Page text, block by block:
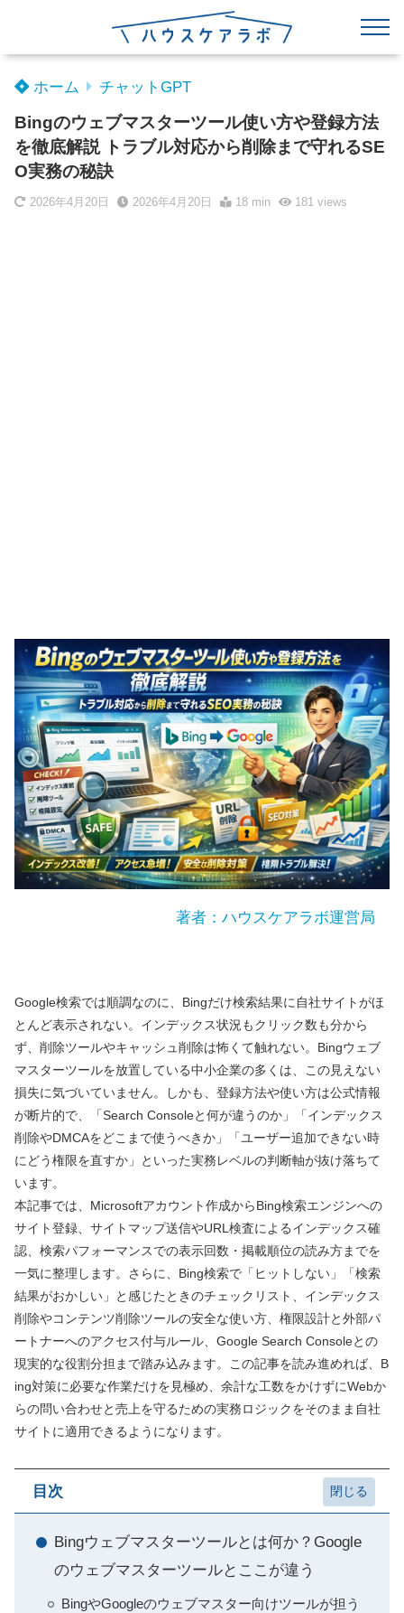
ホーム チャットGPT
Bingのウェブマスターツール使い方や登録方法
を徹底解説 トラブル対応から削除まで守れるSE
O実務の秘訣
2026年4月20日 2026年4月20日 18 min 181views
著者：ハウスケアラボ運営局
Google検索では順調なのに、Bingだけ検索結果に自社サイトがほ
とんど表示されない。インデックス状況もクリック数も分から
ず、削除ツールやキャッシュ削除は怖くて触れない。Bingウェブ
マスターツールを放置している中小企業の多くは、この見えない
損失に気づいていません。しかも、登録方法や使い方は公式情報
が断片的で、「Search Consoleと何が違うのか」「インデックス
削除やDMCAをどこまで使うべきか」「ユーザー追加できない時
にどう権限を直すか」といった実務レベルの判断軸が抜け落ちて
います。
本記事では、Microsoftアカウント作成からBing検索エンジンへの
サイト登録、サイトマップ送信やURL検査によるインデックス確
認、検索パフォーマンスでの表示回数・掲載順位の読み方までを
一気に整理します。さらに、Bing検索で「ヒットしない」「検索
結果がおかしい」と感じたときのチェックリスト、インデックス
削除やコンテンツ削除ツールの安全な使い方、権限設計と外部パ
ートナーへのアクセス付与ルール、Google Search Consoleとの
現実的な役割分担まで踏み込みます。この記事を読み進めれば、B
ing対策に必要な作業だけを見極め、余計な工数をかけずにWebか
らの問い合わせと売上を守るための実務ロジックをそのまま自社
サイトに適用できるようになります。
目次
Bingウェブマスターツールとは何か？Google
のウェブマスターツールとここが違う
BingやGoogleのウェブマスター向けツールが担う